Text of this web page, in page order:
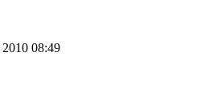
08:49